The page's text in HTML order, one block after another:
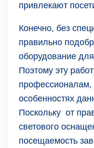
привлекают
Конечно, без
правильно
оборудование
Поэтому эту
профессионалам,
особенностях
Поскольку от
светового
посещаемость